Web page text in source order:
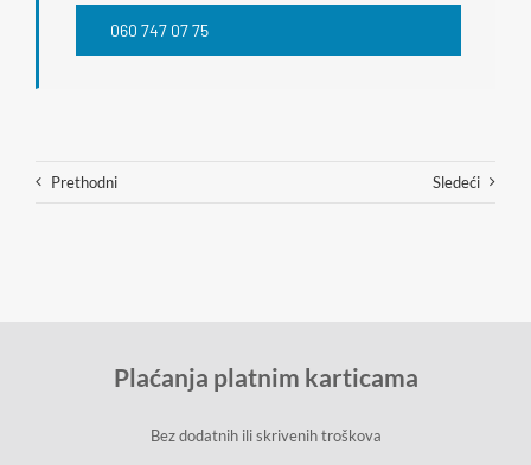
060 747 07 75
Prethodni Sledeći
Plaćanja platnim karticama
Bez dodatnih ili skrivenih troškova